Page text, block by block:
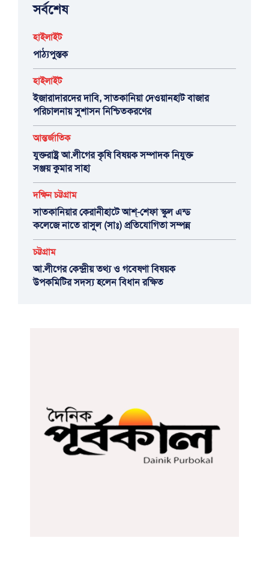
সর্বশেষ
হাইলাইট
পাঠ্যপুস্তক
হাইলাইট
ইজারাদারদের দাবি, সাতকানিয়া দেওয়ানহাট বাজার
পরিচালনায় সুশাসন নিশ্চিতকরণের
আন্তর্জাতিক
যুক্তরাষ্ট্র আ.লীগের কৃষি বিষয়ক সম্পাদক নিযুক্ত
সঞ্জয় কুমার সাহা
দক্ষিন চট্টগ্রাম
সাতকানিয়ার কেরানীহাটে আশ্-শেফা স্কুল এন্ড
কলেজে নাতে রাসুল (সাঃ) প্রতিযোগিতা সম্পন্ন
চট্টগ্রাম
আ.লীগের কেন্দ্রীয় তথ্য ও গবেষণা বিষয়ক
উপকমিটির সদস্য হলেন বিধান রক্ষিত